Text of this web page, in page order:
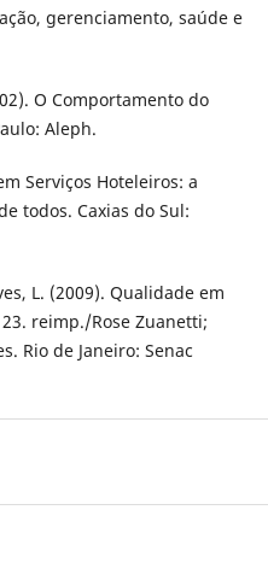
gerenciamento, saúde e
O Comportamento do
Aleph.
Serviços Hoteleiros: a
todos. Caxias do Sul:
L. (2009). Qualidade em
reimp./Rose Zuanetti;
Rio de Janeiro: Senac